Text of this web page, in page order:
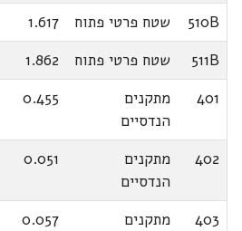
510B שטח פרטי פתוח
1.617
511B
שטח פרטי פתוח
1.862
401
מתקנים
הנדסיים
0.455
402
מתקנים
הנדסיים
0.051
403
מתקנים
0.057